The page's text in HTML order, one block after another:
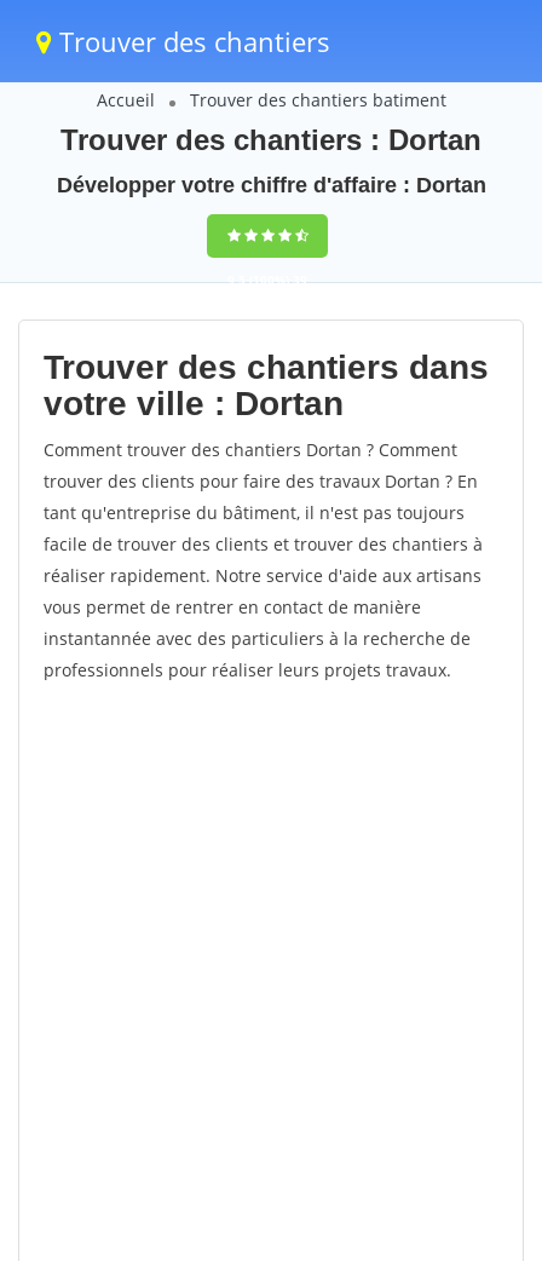
Trouver des chantiers
Accueil Trouver des chantiers batiment
Trouver des chantiers : Dortan
Développer votre chiffre d'affaire : Dortan
9,5(100%)39
votes
Trouver des chantiers dans
votre ville : Dortan
Comment trouver des chantiers Dortan ? Comment
trouver des clients pour faire des travaux Dortan ? En
tant qu'entreprise du bâtiment, il n'est pas toujours
facile de trouver des clients et trouver des chantiers à
réaliser rapidement. Notre service d'aide aux artisans
vous permet de rentrer en contact de manière
instantannée avec des particuliers à la recherche de
professionnels pour réaliser leurs projets travaux.